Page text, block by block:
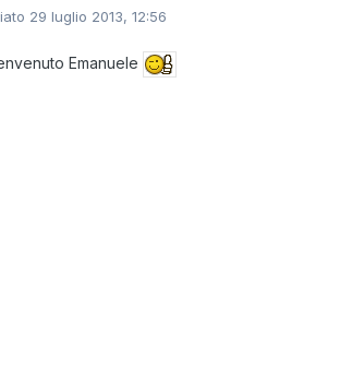
29 luglio 2013, 12:56
Emanuele